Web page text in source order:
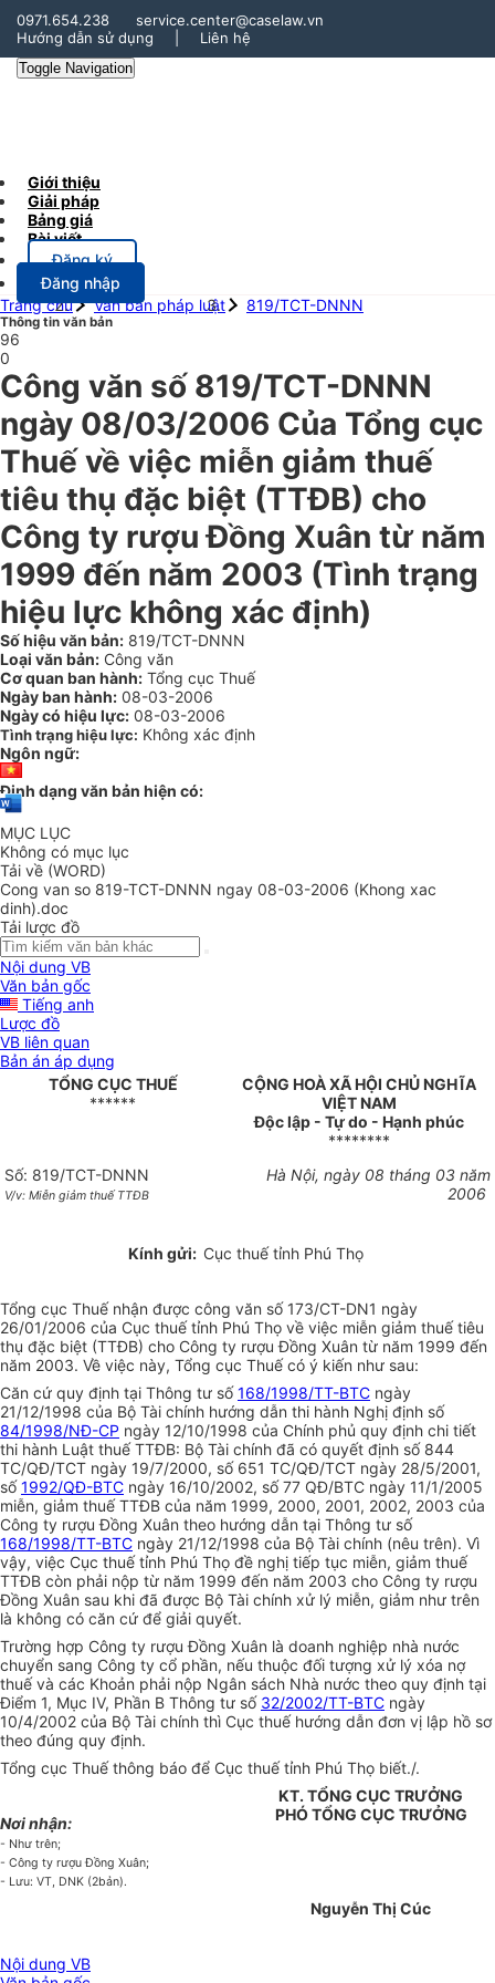
0971.654.238
service.center@caselaw.vn
Hướng dẫn sử dụng
Liên hệ
Toggle Navigation
Giới thiệu
Giải pháp
Bảng giá
Bài viết
Đăng ký
Đăng nhập
Trang chủ
Văn bản pháp luật 819/TCT-DNNN
Thông tin văn bản
96
0
Công văn số 819/TCT-DNNN
ngày 08/03/2006 Của Tổng cục
Thuế về việc miễn giảm thuế
tiêu thụ đặc biệt (TTĐB) cho
Công ty rượu Đồng Xuân từ năm
1999 đến năm 2003 (Tình trạng
hiệu lực không xác định)
Số hiệu văn bản: 819/TCT-DNNN
Loại văn bản: Công văn
Cơ quan ban hành: Tổng cục Thuế
Ngày ban hành: 08-03-2006
Ngày có hiệu lực: 08-03-2006
Tình trạng hiệu lực: Không xác định
Ngôn ngữ:
Định dạng văn bản hiện có:
MỤC LỤC
Không có mục lục
Tải về (WORD)
Cong van so 819-TCT-DNNN ngay 08-03-2006 (Khong xac
dinh).doc
Tải lược đồ
Nội dung VB
Văn bản gốc
Tiếng anh
Lược đồ
VB liên quan
Bản án áp dụng
TỔNG CỤC THUẾ
******
CỘNG HOÀ XÃ HỘI CHỦ NGHĨA
VIỆT NAM
Độc lập - Tự do - Hạnh phúc
********
Số: 819/TCT-DNNN
V/v: Miễn giảm thuế TTĐB
Hà Nội, ngày 08 tháng 03 năm
2006
Kính gửi: Cục thuế tỉnh Phú Thọ
Tổng cục Thuế nhận được công văn số 173/CT-DN1 ngày
26/01/2006 của Cục thuế tỉnh Phú Thọ về việc miễn giảm thuế tiêu
thụ đặc biệt (TTĐB) cho Công ty rượu Đồng Xuân từ năm 1999 đến
năm 2003. Về việc này, Tổng cục Thuế có ý kiến như sau:
Căn cứ quy định tại Thông tư số168/1998/TT-BTC ngày
21/12/1998 của Bộ Tài chính hướng dẫn thi hành Nghị định số
84/1998/NĐ-CP ngày 12/10/1998 của Chính phủ quy định chi tiết
thi hành Luật thuế TTĐB: Bộ Tài chính đã có quyết định số 844
TC/QĐ/TCT ngày 19/7/2000, số 651 TC/QĐ/TCT ngày 28/5/2001,
số1992/QĐ-BTC ngày 16/10/2002, số 77 QĐ/BTC ngày 11/1/2005
miễn, giảm thuế TTĐB của năm 1999, 2000, 2001, 2002, 2003 của
Công ty rượu Đồng Xuân theo hướng dẫn tại Thông tư số
168/1998/TT-BTC ngày 21/12/1998 của Bộ Tài chính (nêu trên). Vì
vậy, việc Cục thuế tỉnh Phú Thọ đề nghị tiếp tục miễn, giảm thuế
TTĐB còn phải nộp từ năm 1999 đến năm 2003 cho Công ty rượu
Đồng Xuân sau khi đã được Bộ Tài chính xử lý miễn, giảm như trên
là không có căn cứ để giải quyết.
Trường hợp Công ty rượu Đồng Xuân là doanh nghiệp nhà nước
chuyển sang Công ty cổ phần, nếu thuộc đối tượng xử lý xóa nợ
thuế và các Khoản phải nộp Ngân sách Nhà nước theo quy định tại
Điểm 1, Mục IV, Phần B Thông tư số 32/2002/TT-BTC ngày
10/4/2002 của Bộ Tài chính thì Cục thuế hướng dẫn đơn vị lập hồ sơ
theo đúng quy định.
Tổng cục Thuế thông báo để Cục thuế tỉnh Phú Thọ biết./.
Nơi nhận:
- Như trên;
- Công ty rượu Đồng Xuân;
- Lưu: VT, DNK (2bản).
KT. TỔNG CỤC TRƯỞNG
PHÓ TỔNG CỤC TRƯỞNG
Nguyễn Thị Cúc
Nội dung VB